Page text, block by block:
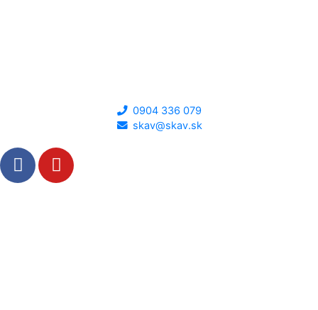
0904 336 079
skav@skav.sk
F
a
Y
o